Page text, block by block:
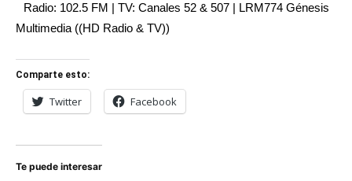
Radio: 102.5 FM | TV: Canales 52 & 507 | LRM774 Génesis
Multimedia ((HD Radio & TV))
Comparte esto:
Twitter Facebook
Te puede interesar